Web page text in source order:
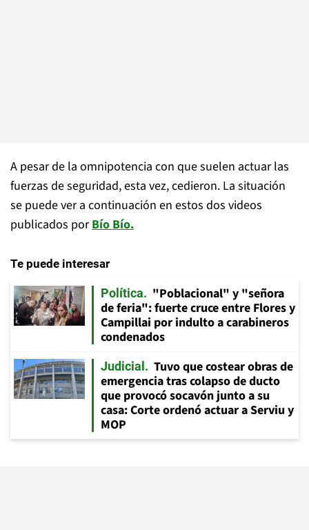
A pesar de la omnipotencia con que suelen actuar las
fuerzas de seguridad, esta vez, cedieron. La situación
se puede ver a continuación en estos dos videos
publicados porBío Bío.
Te puede interesar
Política
"Poblacional" y "señora
de feria": fuerte cruce entre Flores y
Campillai por indulto a carabineros
condenados
Judicial
Tuvo que costear obras de
emergencia tras colapso de ducto
que provocó socavón junto a su
casa: Corte ordenó actuar a Serviu y
MOP